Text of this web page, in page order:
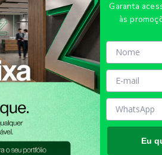
90G 330X480MM
Garanta
às
Eu